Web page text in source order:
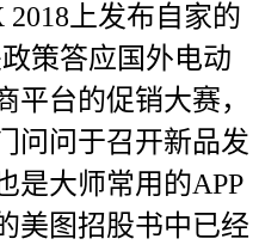
2018上发布自家的
策答应国外电动
台的促销大赛，
问问于召开新品发
是大师常用的APP
美图招股书中已经